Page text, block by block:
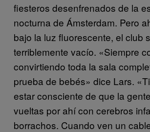
fiesteros desenfrenados de la
nocturna de Ámsterdam. Pero
bajo la luz fluorescente, el club
terriblemente vacío. «Siempre
convirtiendo toda la sala
prueba de bebés» dice Lars.
estar consciente de que la
vueltas por ahí con cerebros
borrachos. Cuando ven un